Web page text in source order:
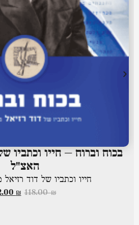
בכוח וברוח – חייו וכתביו
האצ"ל
חייו וכתביו של דוד
118.00₪
₪